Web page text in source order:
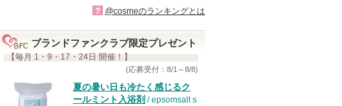
? @cosmeのランキングとは
ブランドファンクラブ限定プレゼント
【毎月 1・9・17・24日 開催！】
(応募受付：8/1～8/8)
夏の暑い日も冷たく感じるク
ールミント入浴剤 / epsomsalt s